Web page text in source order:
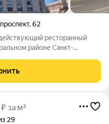
,62
ресторанный
районе Санкт-
мощность 160 кВт.
за м²
29